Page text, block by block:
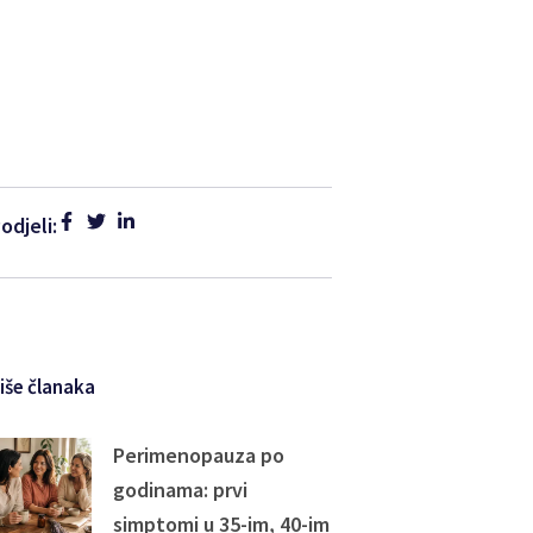
članaka
Perimenopauza po
godinama: prvi
simptomi u 35-im, 40-im